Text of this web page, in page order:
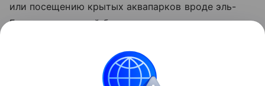
или посещению крытых аквапарков вроде эль-
Гуны, где вечерний билет после захода солнца
египетскому направлению Фуад эль Гохари.